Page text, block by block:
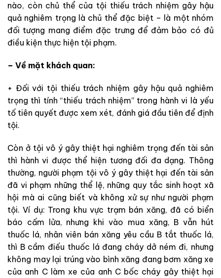
nào, còn chủ thể của tội thiếu trách nhiệm gây hậu
quả nghiêm trọng là chủ thể đặc biệt – là một nhóm
đối tượng mang điểm đặc trưng để đảm bảo có đủ
điều kiện thực hiện tội phạm.
– Về mặt khách quan:
+ Đối với tội thiếu trách nhiệm gây hậu quả nghiêm
trọng thì tính “thiếu trách nhiệm” trong hành vi là yếu
tố tiên quyết được xem xét, đánh giá đầu tiên để định
tội.
Còn ở tội vô ý gây thiệt hại nghiêm trọng đến tài sản
thì hành vi được thể hiện tương đối đa dạng. Thông
thường, người phạm tội vô ý gây thiệt hại đến tài sản
đã vi phạm những thể lệ, những quy tắc sinh hoạt xã
hội mà ai cũng biết và không xử sự như người phạm
tội. Ví dụ: Trong khu vực trạm bán xăng, đã có biển
báo cấm lửa, nhưng khi vào mua xăng, B vẫn hút
thuốc lá, nhân viên bán xăng yêu cầu B tắt thuốc lá,
thì B cầm điếu thuốc lá đang cháy dở ném đi, nhưng
không may lại trúng vào bình xăng đang bơm xăng xe
của anh C làm xe của anh C bốc cháy gây thiệt hại